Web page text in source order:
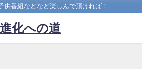
供番組などなど楽しんで頂ければ！
進化への道